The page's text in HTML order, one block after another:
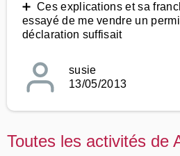
➕ Ces explications et sa
essayé de me vendre un
déclaration suffisait
susie
13/05/2013
Toutes les activités de